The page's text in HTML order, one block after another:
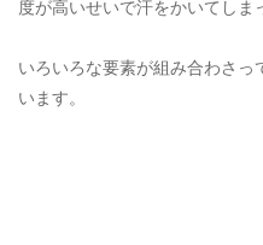
新規会員登録
度が高いせいで汗をかいてしま
いろいろな要素が組み合わさ
います。